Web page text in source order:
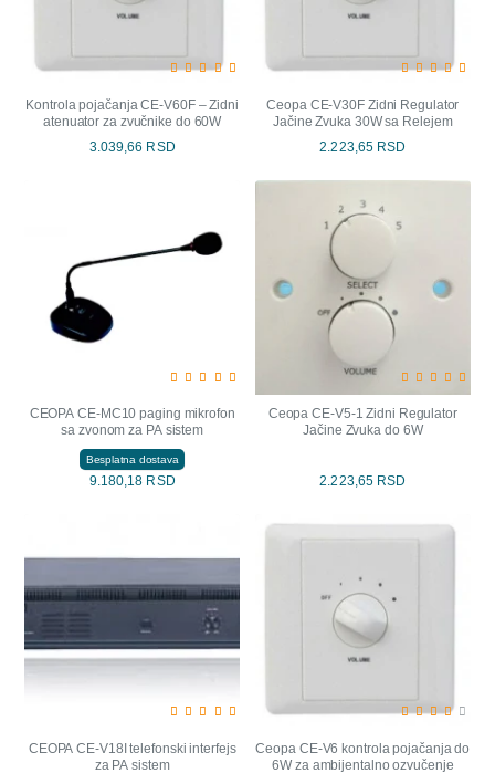
Kontrola pojačanja CE-V60F – Zidni
atenuator za zvučnike do 60W
3.039,66 RSD
Ceopa CE-V30F Zidni Regulator
Jačine Zvuka 30W sa Relejem
2.223,65 RSD
CEOPA CE-MC10 paging mikrofon
sa zvonom za PA sistem
Besplatna dostava
9.180,18 RSD
Ceopa CE-V5-1 Zidni Regulator
Jačine Zvuka do 6W
2.223,65 RSD
CEOPA CE-V18I telefonski interfejs
za PA sistem
Ceopa CE-V6 kontrola pojačanja do
6W za ambijentalno ozvučenje